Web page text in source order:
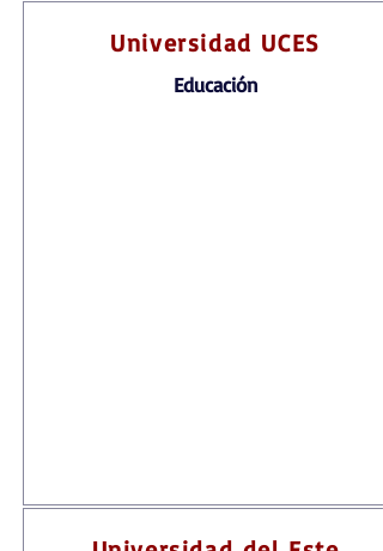
Universidad UCES
Educación